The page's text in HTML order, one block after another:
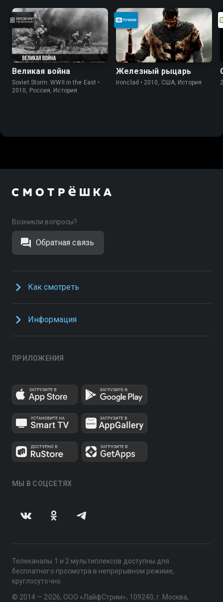
Великая война
Soviet Storm: WWII in the East •
2010, Россия, История
Железный рыцарь
Ironclad • 2010, США, История
Возникли вопросы?
Обратная связь
Как смотреть
Информация
ПРИЛОЖЕНИЯ
МЫ В СОЦСЕТЯХ
Телеканалы 1 и 2 мультиплексов доступны для
бесплатного просмотра в непрерывном режиме,
круглосуточно.
© 2014 — 2026, ООО «ЛайфСтрим», 109240, г. Москва,